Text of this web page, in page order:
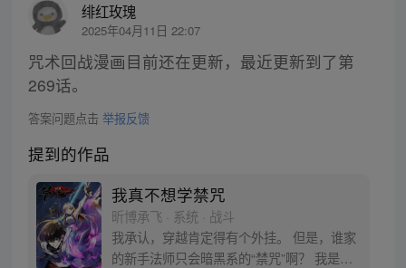
绯红玫瑰
2025年04月11日 22:07
咒术回战漫画目前还在更新，最近更新到了第
269话。
答案问题点击 举报反馈
提到的作品
我真不想学禁咒
昕博承飞 · 系统 · 战斗
我承认，穿越肯定得有个外挂。 但是，谁家
的新手法师只会暗黑系的“禁咒”啊？ 我是